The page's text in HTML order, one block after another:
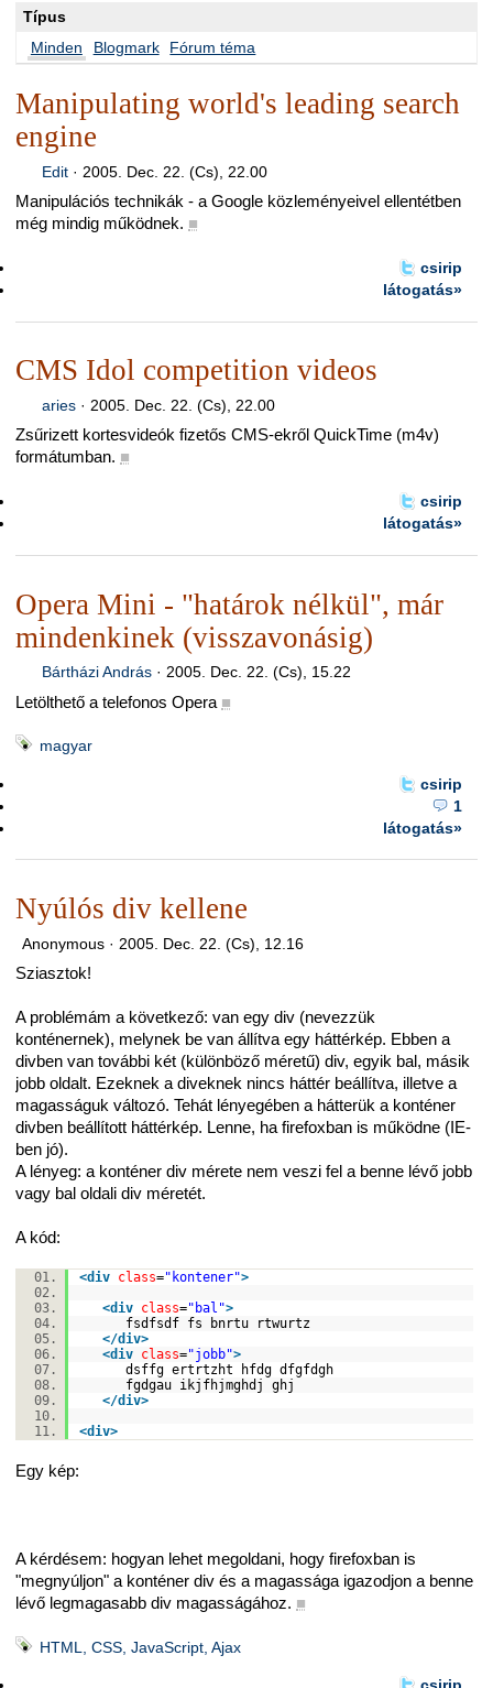
Típus
Minden
Blogmark Fórum téma
Manipulating world's leading search
engine
Edit· 2005. Dec. 22. (Cs), 22.00
Manipulációs technikák - a Google közleményeivel ellentétben
még mindig működnek. ■
csirip
látogatás»
CMS Idol competition videos
aries· 2005. Dec. 22. (Cs), 22.00
Zsűrizett kortesvideók fizetős CMS-ekről QuickTime (m4v)
formátumban. ■
csirip
látogatás»
Opera Mini - "határok nélkül", már
mindenkinek (visszavonásig)
Bártházi András· 2005. Dec. 22. (Cs), 15.22
Letölthető a telefonos Opera ■
magyar
csirip
1
látogatás»
Nyúlós div kellene
Anonymous · 2005. Dec. 22. (Cs), 12.16
Sziasztok!
A problémám a következő: van egy div (nevezzük
konténernek), melynek be van állítva egy háttérkép. Ebben a
divben van további két (különböző méretű) div, egyik bal, másik
jobb oldalt. Ezeknek a diveknek nincs háttér beállítva, illetve a
magasságuk változó. Tehát lényegében a hátterük a konténer
divben beállított háttérkép. Lenne, ha firefoxban is működne (IE-
ben jó).
A lényeg: a konténer div mérete nem veszi fel a benne lévő jobb
vagy bal oldali div méretét.
A kód:
<div class="kontener">
<div class="bal">
fsdfsdf fs bnrtu rtwurtz
</div>
<div class="jobb">
dsffg ertrtzht hfdg dfgfdgh
fgdgau ikjfhjmghdj ghj
</div>
<div>
Egy kép:
A kérdésem: hogyan lehet megoldani, hogy firefoxban is
"megnyúljon" a konténer div és a magassága igazodjon a benne
lévő legmagasabb div magasságához. ■
HTML, CSS, JavaScript, Ajax